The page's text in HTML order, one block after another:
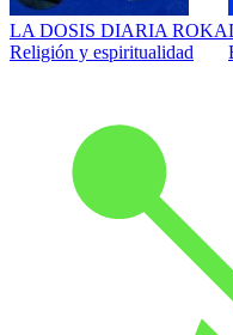
LA DOSIS DIARIA ROKA
Religión y espiritualidad